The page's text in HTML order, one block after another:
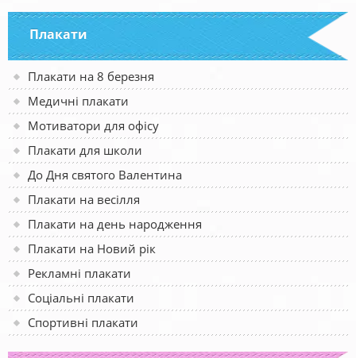
Плакати
Плакати на 8 березня
Медичні плакати
Мотиватори для офісу
Плакати для школи
До Дня святого Валентина
Плакати на весілля
Плакати на день народження
Плакати на Новий рік
Рекламні плакати
Соціальні плакати
Спортивні плакати